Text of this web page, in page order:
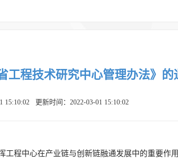
工程技术研究中心管理办法》的
更新时间：2022-03-01 15:10:02
程中心在产业链与创新链融通发展中的重要作